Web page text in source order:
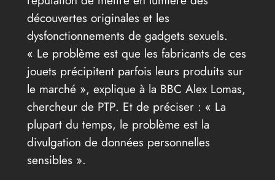
découvertes originales et les
dysfonctionnements de gadgets sexuels.
« Le problème est que les fabricants de ces
jouets précipitent parfois leurs produits sur
le marché », explique à la BBC Alex Lomas,
chercheur de PTP. Et de préciser : « La
plupart du temps, le problème est la
divulgation de données personnelles
sensibles ».